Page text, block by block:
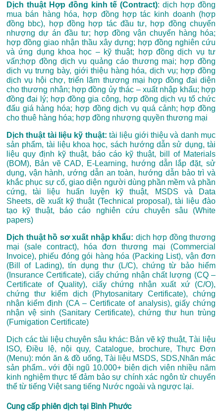
Dịch thuật Hợp đồng kinh tế (Contract): dịch hợp đồng
mua bán hàng hóa, hợp đồng hợp tác kinh doanh (hợp
đồng bbc), hợp đồng hợp tác đầu tư, hợp đồng chuyển
nhượng dự án đầu tư; hợp đồng vận chuyển hàng hóa;
hợp đồng giao nhận thầu xây dựng; hợp đồng nghiên cứu
và ứng dụng khoa học – kỹ thuật; hợp đồng dịch vụ tư
vấn;hợp đồng dịch vụ quảng cáo thương mại; hợp đồng
dịch vụ trưng bày, giới thiệu hàng hóa, dịch vụ; hợp đồng
dịch vụ hội chợ, triển lãm thương mại hợp đồng đại diện
cho thương nhân; hợp đồng ủy thác – xuất nhập khẩu; hợp
đồng đại lý; hợp đồng gia công, hợp đồng dịch vụ tổ chức
đấu giá hàng hóa; hợp đồng dịch vụ quá cảnh; hợp đồng
cho thuê hàng hóa; hợp đồng nhượng quyền thương mại
Dịch thuật tài liệu kỹ thuật: tài liệu giới thiệu và danh mục
sản phẩm, tài liệu khoa học, sách hướng dẫn sử dụng, tài
liệu quy định kỹ thuật, báo cáo kỹ thuật, bill of Materials
(BOM), Bản vẽ CAD, E-Learning, hướng dẫn lắp đặt, sử
dụng, vận hành, ướng dẫn an toàn, hướng dẫn bảo trì và
khắc phục sự cố, giao diện người dùng phần mềm và phần
cứng, tài liệu huấn luyện kỹ thuật, MSDS và Data
Sheets, dề xuất kỹ thuật (Technical proposal), tài liệu đào
tạo kỹ thuật, báo cáo nghiên cứu chuyên sâu (White
papers)
Dịch thuật hồ sơ xuất nhập khẩu: dịch hợp đồng thương
mại (sale contract), hóa đơn thương mại (Commercial
Invoice), phiếu đóng gói hàng hóa (Packing List), vận đơn
(Bill of Lading), tín dụng thư (L/C), chứng từ bảo hiểm
(Insurance Certificate), ciấy chứng nhận chất lượng (CQ –
Certificate of Quality), ciấy chứng nhận xuất xứ (C/O),
chứng thư kiểm dịch (Phytosanitary Certificate), chứng
nhận kiểm định (CA – Certificate of analysis), giấy chứng
nhận vệ sinh (Sanitary Certificate), chứng thư hun trùng
(Fumigation Certificate)
Dịch các tài liệu chuyên sâu khác: Bản vẽ kỹ thuật, Tài liệu
ISO, Điều lệ, nội quy, Catalogue, brochure, Thực Đơn
(Menu): món ăn & đồ uống, Tài liệu MSDS, SDS,Nhãn mác
sản phẩm.. với đội ngũ 10.000+ biên dịch viên nhiều năm
kinh nghiệm thực tế đảm bảo sự chính xác ngôn từ chuyển
thể từ tiếng Việt sang tiếng Nước ngoài và ngược lại.
Cung cấp phiên dịch tại Bình Phước